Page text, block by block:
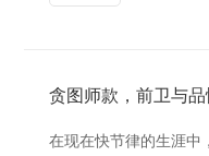
贪图师款，前卫与
在现在快节律的生涯中